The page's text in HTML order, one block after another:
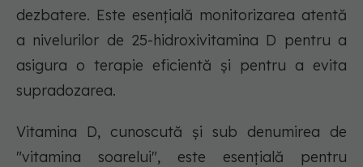
dezbatere. Este esențială monitorizarea atentă
a nivelurilor de 25-hidroxivitamina D pentru a
asigura o terapie eficientă și pentru a evita
supradozarea.
Vitamina D, cunoscută și sub denumirea de
"vitamina soarelui", este esențială pentru